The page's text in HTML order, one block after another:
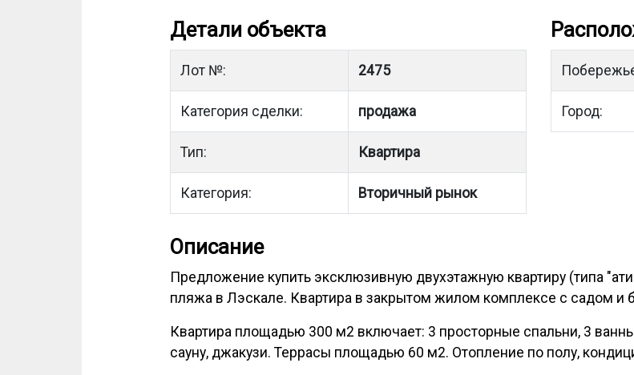
Детали объекта
Лот №: 2475
Категория сделки: продажа
Тип: Квартира
Категория: Вторичный рынок
Город:
Описание
Предложение купить эксклюзивную двухэтажную квартиру (типа
пляжа в Лэскале. Квартира в закрытом жилом комплексе с садом и
Квартира площадью 300 м2 включает: 3 просторные спальни, 3
сауну, джакузи. Террасы площадью 60 м2. Отопление по полу,